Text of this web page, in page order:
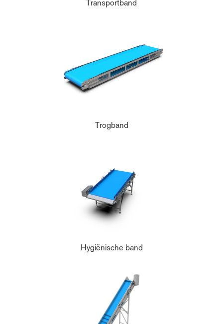
Transportband
Trogband
Hygiënische band